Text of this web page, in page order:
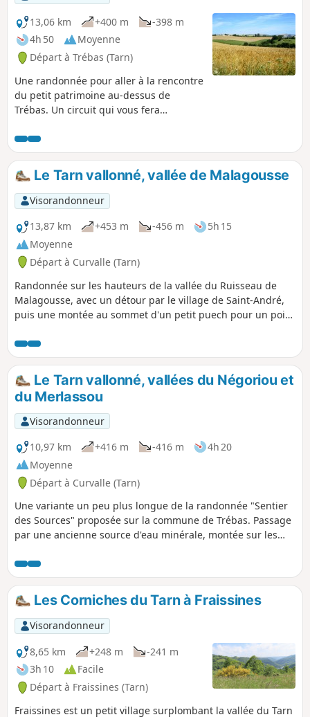
13,06 km
+400 m
-398 m
4h 50
Moyenne
Départ à Trébas (Tarn)
Une randonnée pour aller à la rencontre
du petit patrimoine au-dessus de
Trébas. Un circuit qui vous fera
bosquets verdoyants.
Le Tarn vallonné, vallée de Malagousse
Visorandonneur
13,87 km
+453 m -456 m
5h 15
Moyenne
Départ à Curvalle (Tarn)
Randonnée sur les hauteurs de la vallée du Ruisseau de
Malagousse, avec un détour par le village de Saint-André,
puis une montée au sommet d'un petit puech pour un point
Le Tarn vallonné, vallées du Négoriou et
du Merlassou
Visorandonneur
10,97 km
+416 m -416 m
4h 20
Moyenne
Départ à Curvalle (Tarn)
Une variante un peu plus longue de la randonnée "Sentier
des Sources" proposée sur la commune de Trébas. Passage
par une ancienne source d'eau minérale, montée sur les
circuit démarre de Villeneuve, ce qui permet d'emprunter le
pont sur la rivière.
Les Corniches du Tarn à Fraissines
Visorandonneur
8,65 km
+248 m
-241 m
3h 10
Facile
Départ à Fraissines (Tarn)
Fraissines est un petit village surplombant la vallée du Tarn